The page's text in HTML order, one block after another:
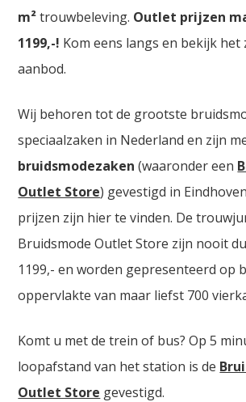
m²trouwbeleving. Outlet prijzen
1199,-! Kom eens langs en bekijk het
aanbod.
Wij behoren tot de grootste
speciaalzaken in Nederland en zijn
bruidsmodezaken (waaronder een
Outlet Store) gevestigd in
prijzen zijn hier te vinden. De
Bruidsmode Outlet Store zijn nooit
1199,- en worden gepresenteerd op
oppervlakte van maar liefst 700
Komt u met de trein of bus? Op 5
loopafstand van het station is de
Outlet Store gevestigd.